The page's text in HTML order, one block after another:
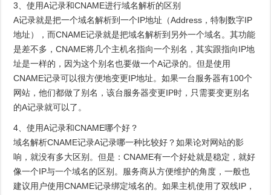
3、使用A记录和CNAME进行域名解析的区别
A记录就是把一个域名解析到一个IP地址（Address，特制数字IP
地址），而CNAME记录就是把域名解析到另外一个域名。其功能
是差不多，CNAME将几个主机名指向一个别名，其实跟指向IP地
址是一样的，因为这个别名也要做一个A记录的。但是使用
CNAME记录可以很方便地变更IP地址。如果一台服务器有100个
网站，他们都做了别名，该台服务器变更IP时，只需要变更别名
的A记录就可以了。
4、使用A记录和CNAME哪个好？
域名解析CNAME记录A记录哪一种比较好？如果论对网站的影
响，就没有多大区别。但是：CNAME有一个好处就是稳定，就好
像一个IP与一个域名的区别。服务商从方便维护的角度，一般也
建议用户使用CNAME记录绑定域名的。如果主机使用了双线IP，